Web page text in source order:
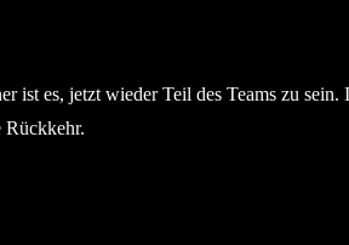
ist es, jetzt wieder Teil des Teams zu
Rückkehr.